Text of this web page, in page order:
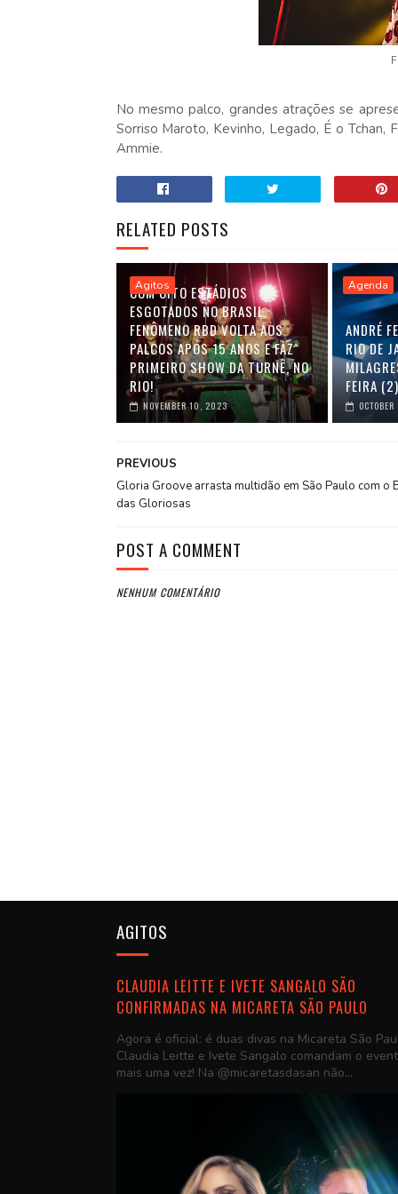
No mesmo palco, grandes atrações se
Sorriso Maroto, Kevinho, Legado, É o
Ammie.
RELATED POSTS
Agitos
COM OITO ESTÁDIOS
ESGOTADOS NO BRASIL,
FENÔMENO RBD VOLTA AOS
PALCOS APÓS 15 ANOS E FAZ
PRIMEIRO SHOW DA TURNÊ, NO
RIO!
NOVEMBER 10, 2023
Agenda
ANDRÉ
RIO DE
FEIRA (2)
PREVIOUS
Gloria Groove arrasta multidão em São Paulo com o
das Gloriosas
POST A COMMENT
NENHUM COMENTÁRIO
AGITOS
CLAUDIA LEITTE E IVETE SANGALO SÃO
CONFIRMADAS NA MICARETA SÃO PAULO
Agora é oficial: é duas divas na Micareta São
Claudia Leitte e Ivete Sangalo comandam o
mais uma vez! Na @micaretasdasan não...